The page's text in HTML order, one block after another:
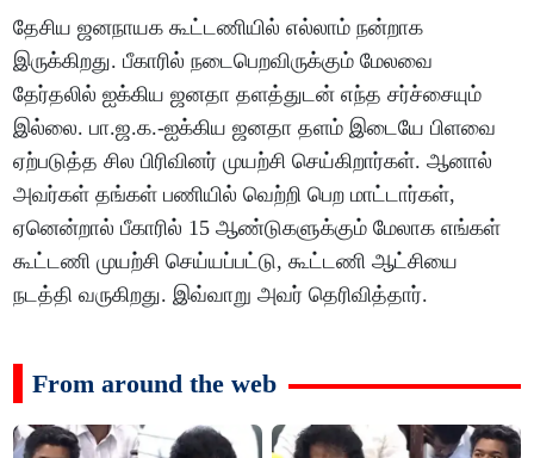
தேசிய ஜனநாயக கூட்டணியில் எல்லாம் நன்றாக
இருக்கிறது. பீகாரில் நடைபெறவிருக்கும் மேலவை
தேர்தலில் ஐக்கிய ஜனதா தளத்துடன் எந்த சர்ச்சையும்
இல்லை. பா.ஜ.க.-ஐக்கிய ஜனதா தளம் இடையே பிளவை
ஏற்படுத்த சில பிரிவினர் முயற்சி செய்கிறார்கள். ஆனால்
அவர்கள் தங்கள் பணியில் வெற்றி பெற மாட்டார்கள்,
ஏனென்றால் பீகாரில் 15 ஆண்டுகளுக்கும் மேலாக எங்கள்
கூட்டணி முயற்சி செய்யப்பட்டு, கூட்டணி ஆட்சியை
நடத்தி வருகிறது. இவ்வாறு அவர் தெரிவித்தார்.
From around the web